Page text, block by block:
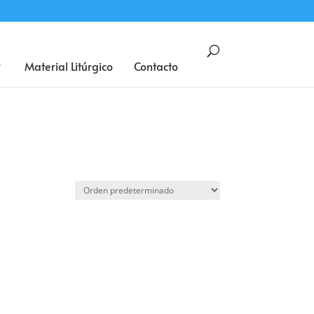
Material Litúrgico Contacto